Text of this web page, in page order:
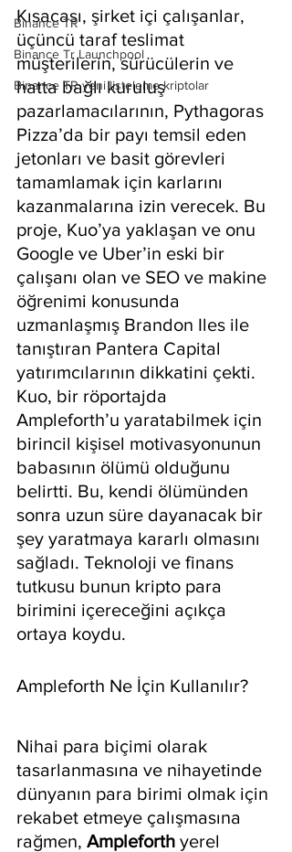
Binance TR
Binance Tr Launchpool
Binance TR yeni listeleme kriptolar
Kısacası, şirket içi çalışanlar,
üçüncü taraf teslimat
müşterilerin, sürücülerin ve
hatta bağlı kuruluş
pazarlamacılarının, Pythagoras
Pizza’da bir payı temsil eden
jetonları ve basit görevleri
tamamlamak için karlarını
kazanmalarına izin verecek. Bu
proje, Kuo’ya yaklaşan ve onu
Google ve Uber’in eski bir
çalışanı olan ve SEO ve makine
öğrenimi konusunda
uzmanlaşmış Brandon Iles ile
tanıştıran Pantera Capital
yatırımcılarının dikkatini çekti.
Kuo, bir röportajda
Ampleforth’u yaratabilmek için
birincil kişisel motivasyonunun
babasının ölümü olduğunu
belirtti. Bu, kendi ölümünden
sonra uzun süre dayanacak bir
şey yaratmaya kararlı olmasını
sağladı. Teknoloji ve finans
tutkusu bunun kripto para
birimini içereceğini açıkça
ortaya koydu.
Ampleforth Ne İçin Kullanılır?
Nihai para biçimi olarak
tasarlanmasına ve nihayetinde
dünyanın para birimi olmak için
rekabet etmeye çalışmasına
rağmen, Ampleforth yerel